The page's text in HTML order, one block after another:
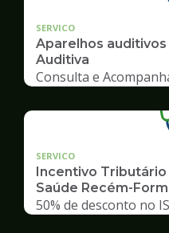
SERVICO
Aparelhos
Auditiva
Consulta e
SERVICO
Incentivo
Saúde Recém-
50% de desconto no